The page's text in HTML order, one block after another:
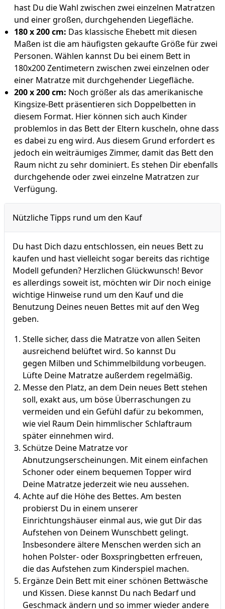
hast Du die Wahl zwischen zwei einzelnen Matratzen
und einer großen, durchgehenden Liegefläche.
180 x 200 cm: Das klassische Ehebett mit diesen
Maßen ist die am häufigsten gekaufte Größe für zwei
Personen. Wählen kannst Du bei einem Bett in
180x200 Zentimetern zwischen zwei einzelnen oder
einer Matratze mit durchgehender Liegefläche.
200 x 200 cm: Noch größer als das amerikanische
Kingsize-Bett präsentieren sich Doppelbetten in
diesem Format. Hier können sich auch Kinder
problemlos in das Bett der Eltern kuscheln, ohne dass
es dabei zu eng wird. Aus diesem Grund erfordert es
jedoch ein weiträumiges Zimmer, damit das Bett den
Raum nicht zu sehr dominiert. Es stehen Dir ebenfalls
durchgehende oder zwei einzelne Matratzen zur
Verfügung.
Nützliche Tipps rund um den Kauf
Du hast Dich dazu entschlossen, ein neues Bett zu
kaufen und hast vielleicht sogar bereits das richtige
Modell gefunden? Herzlichen Glückwunsch! Bevor
es allerdings soweit ist, möchten wir Dir noch einige
wichtige Hinweise rund um den Kauf und die
Benutzung Deines neuen Bettes mit auf den Weg
geben.
Stelle sicher, dass die Matratze von allen Seiten
ausreichend belüftet wird. So kannst Du
gegen Milben und Schimmelbildung vorbeugen.
Lüfte Deine Matratze außerdem regelmäßig.
Messe den Platz, an dem Dein neues Bett stehen
soll, exakt aus, um böse Überraschungen zu
vermeiden und ein Gefühl dafür zu bekommen,
wie viel Raum Dein himmlischer Schlaftraum
später einnehmen wird.
Schütze Deine Matratze vor
Abnutzungserscheinungen. Mit einem einfachen
Schoner oder einem bequemen Topper wird
Deine Matratze jederzeit wie neu aussehen.
Achte auf die Höhe des Bettes. Am besten
probierst Du in einem unserer
Einrichtungshäuser einmal aus, wie gut Dir das
Aufstehen von Deinem Wunschbett gelingt.
Insbesondere ältere Menschen werden sich an
hohen Polster- oder Boxspringbetten erfreuen,
die das Aufstehen zum Kinderspiel machen.
Ergänze Dein Bett mit einer schönen Bettwäsche
und Kissen. Diese kannst Du nach Bedarf und
Geschmack ändern und so immer wieder andere